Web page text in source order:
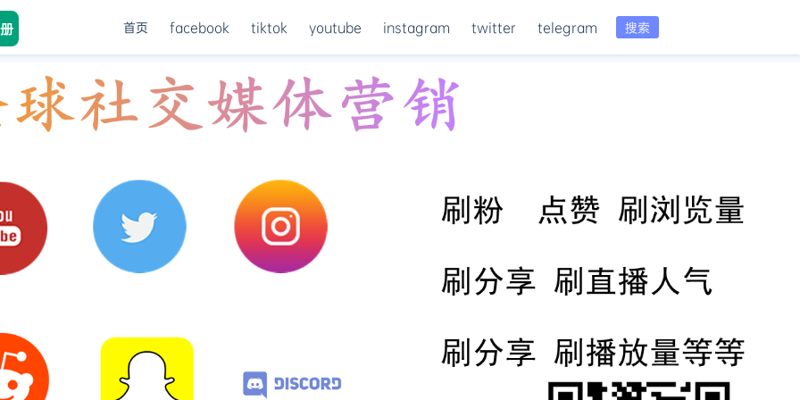
搜索
首页 facebook tiktok youtube instagram twitter telegram